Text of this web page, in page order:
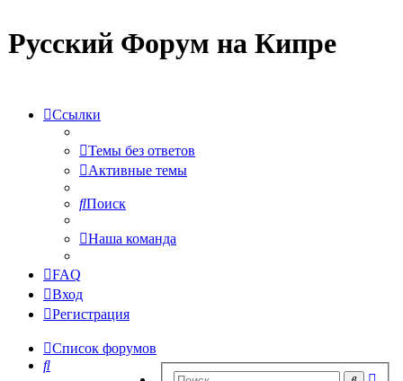
Русский Форум на Кипре
Ссылки
Темы без ответов
Активные темы
Поиск
Наша команда
FAQ
Вход
Регистрация
Список форумов
Поиск